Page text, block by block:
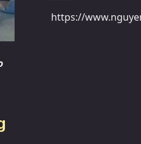
https://